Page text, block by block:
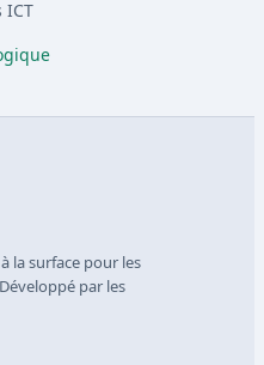
ICT
la surface pour les
par les